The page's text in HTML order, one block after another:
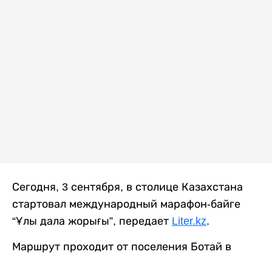
Сегодня, 3 сентября, в столице Казахстана
стартовал международный марафон-байге
“Ұлы дала жорығы”, передает Liter.kz.
Маршрут проходит от поселения Ботай в